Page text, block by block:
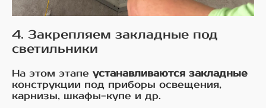
4. Закрепляем закладные под
светильники
На этом этапе устанавливаются закладные
конструкции под приборы освещения,
карнизы, шкафы-купе и др.